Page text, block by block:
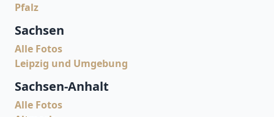
Pfalz
Sachsen
Alle Fotos
Leipzig und Umgebung
Sachsen-Anhalt
Alle Fotos